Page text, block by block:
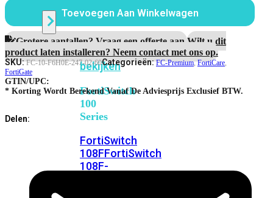
Alle
FortiSwitches
bekijken
FortiSwitch
100
Series
FortiSwitch
108FFortiSwitch
108F-
Jaar
FortiCare
Premium
Support
aantal
Toevoegen Aan Winkelwagen
Grotere aantallen? Vraag een offerte aan.Wilt u dit
product laten installeren? Neem contact met ons op.
SKU:FC-10-F6H0E-247-02-60Categorieën:FC-Premium,FortiCare,
FortiGate
GTIN/UPC:
* Korting Wordt Berekend Vanaf De Adviesprijs Exclusief BTW.
Delen: